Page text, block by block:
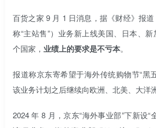
百货之家 9 月 1 日消息，据《财经》报
称“主站售”）业务新上线美国、日本、
个国家， 业绩上的要求是不亏本。
报道称京东寄希望于海外传统购物节“黑
该业务计划之后继续向欧洲、北美、大洋
2024 年 8 月，京东“海外事业部”下新设“